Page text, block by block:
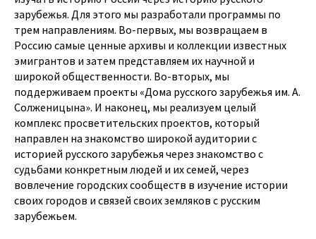
зарубежья. Для этого мы разработали программы по
трем направлениям. Во-первых, мы возвращаем в
Россию самые ценные архивы и коллекции известных
эмигрантов и затем представляем их научной и
широкой общественности. Во-вторых, мы
поддерживаем проекты «Дома русского зарубежья им. А.
Солженицына». И наконец, мы реализуем целый
комплекс просветительских проектов, который
направлен на знакомство широкой аудитории с
историей русского зарубежья через знакомство с
судьбами конкретным людей и их семей, через
вовлечение городских сообществ в изучение истории
своих городов и связей своих земляков с русским
зарубежьем.